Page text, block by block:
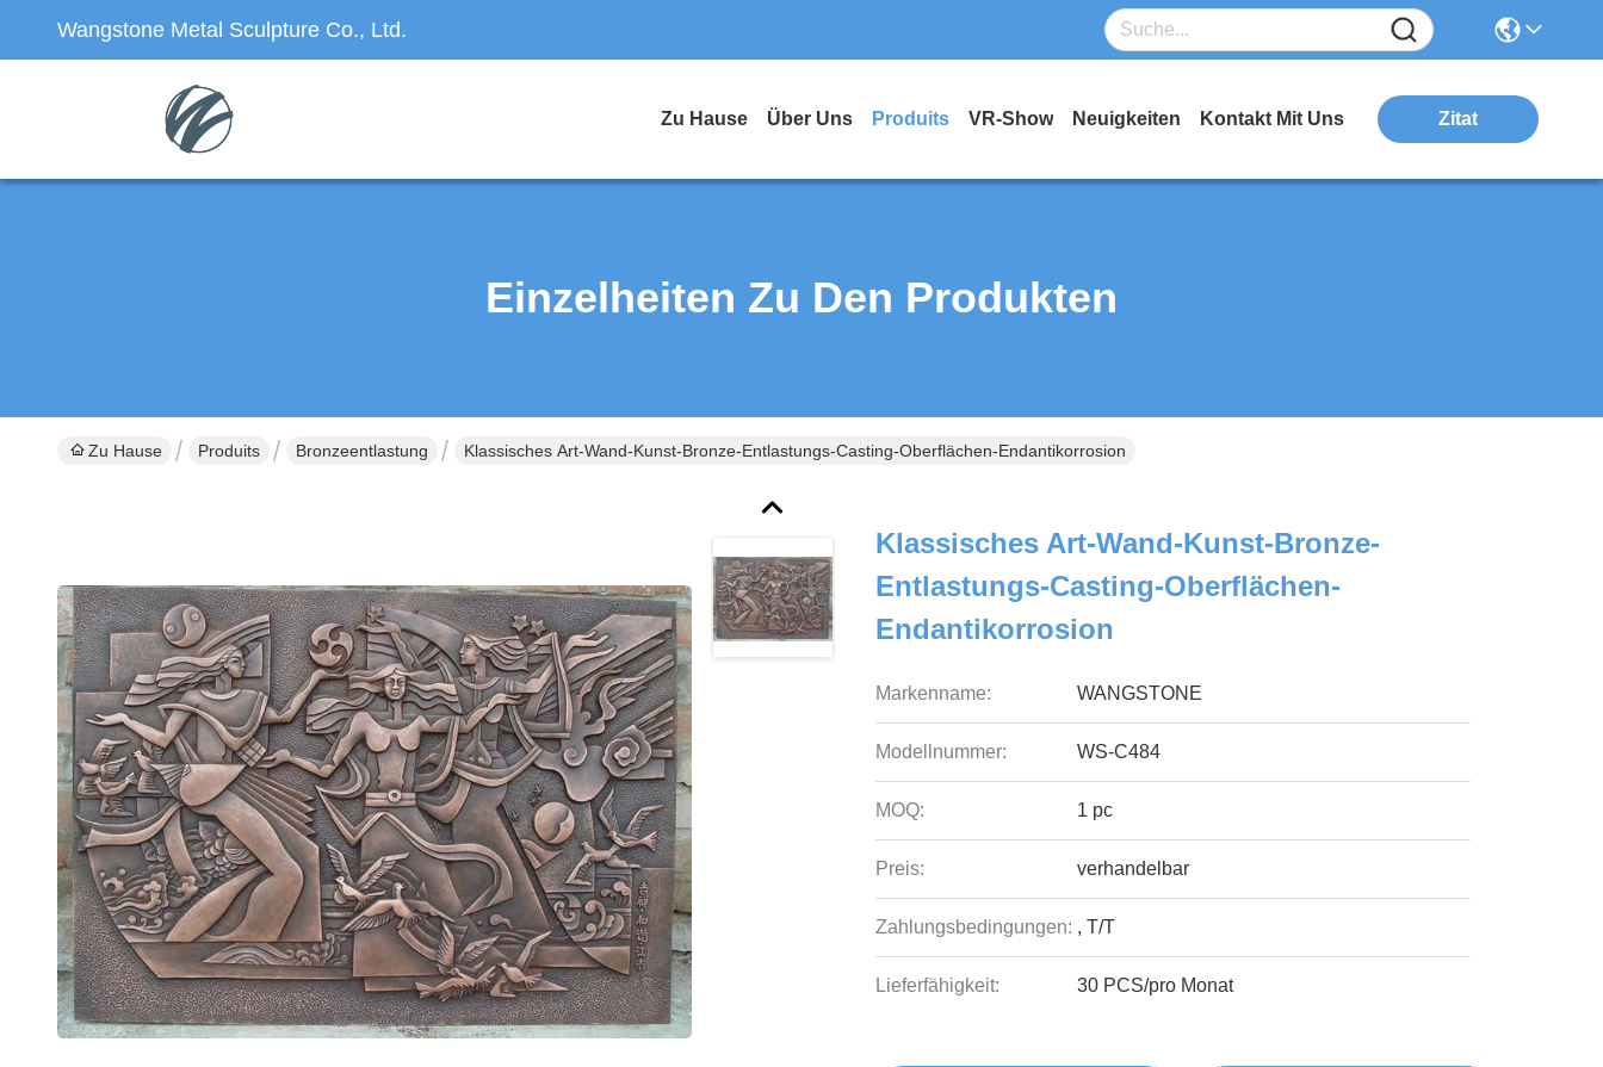
Wangstone Metal Sculpture Co., Ltd.
Zu Hause Über Uns Produits VR-Show Neuigkeiten Kontakt Mit Uns Zitat
Einzelheiten Zu Den Produkten
Zu Hause Produits Bronzeentlastung Klassisches Art-Wand-Kunst-Bronze-Entlastungs-Casting-Oberflächen-Endantikorrosion
Klassisches Art-Wand-Kunst-Bronze-
Entlastungs-Casting-Oberflächen-
Endantikorrosion
Markenname: WANGSTONE
Modellnummer: WS-C484
MOQ: 1 pc
Preis: verhandelbar
Zahlungsbedingungen: , T/T
Lieferfähigkeit: 30 PCS/pro Monat